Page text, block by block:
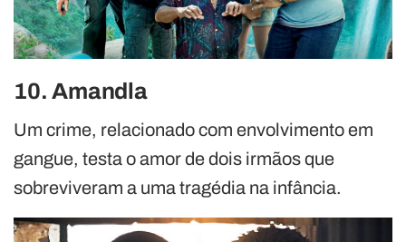
10. Amandla
Um crime, relacionado com envolvimento em
gangue, testa o amor de dois irmãos que
sobreviveram a uma tragédia na infância.